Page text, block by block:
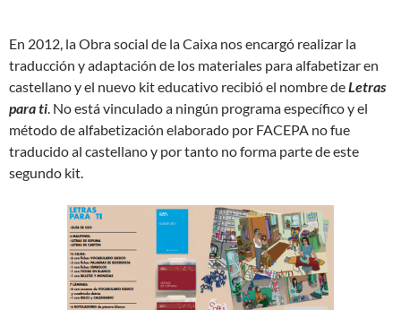
En 2012, la Obra social de la Caixa nos encargó realizar la
traducción y adaptación de los materiales para alfabetizar en
castellano y el nuevo kit educativo recibió el nombre deLetras
para ti. No está vinculado a ningún programa específico y el
método de alfabetización elaborado por FACEPA no fue
traducido al castellano y por tanto no forma parte de este
segundo kit.